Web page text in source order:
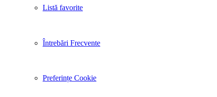
Listă favorite
Întrebări Frecvente
Preferințe Cookie